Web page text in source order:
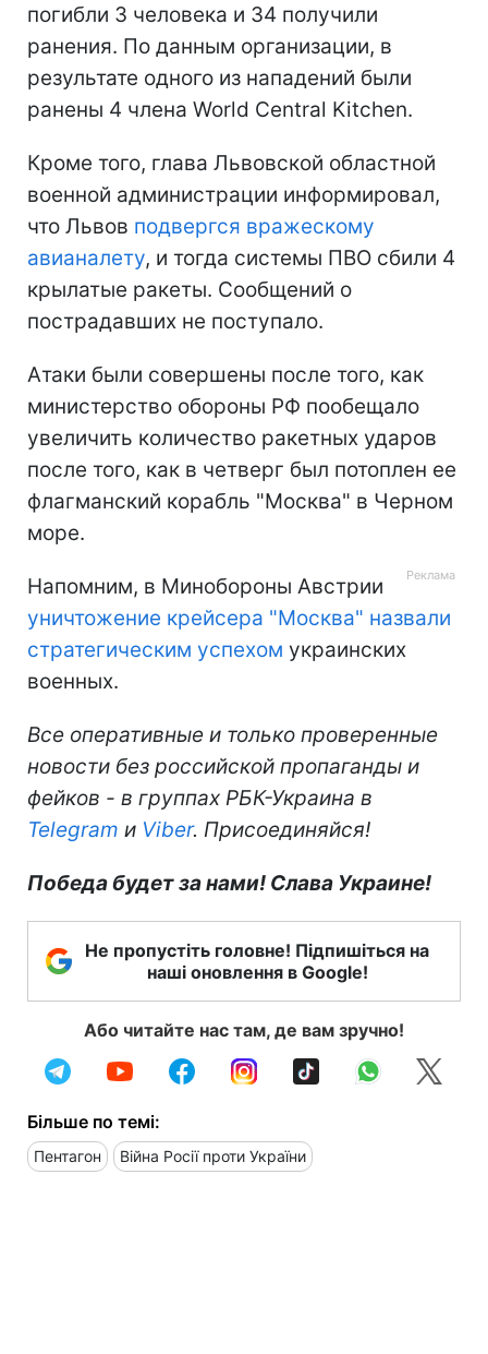
погибли 3 человека и 34 получили
ранения. По данным организации, в
результате одного из нападений были
ранены 4 члена World Central Kitchen.
Кроме того, глава Львовской областной
военной администрации информировал,
что Львов подвергся вражескому
авианалету, и тогда системы ПВО сбили 4
крылатые ракеты. Сообщений о
пострадавших не поступало.
Атаки были совершены после того, как
министерство обороны РФ пообещало
увеличить количество ракетных ударов
после того, как в четверг был потоплен ее
флагманский корабль "Москва" в Черном
море.
Напомним, в Минобороны Австрии
уничтожение крейсера "Москва" назвали
стратегическим успехом украинских
военных.
Все оперативные и только проверенные
новости без российской пропаганды и
фейков - в группах РБК-Украина в
Telegram и Viber. Присоединяйся!
Победа будет за нами! Слава Украине!
Не пропустіть головне! Підпишіться на
наші оновлення в Google!
Або читайте нас там, де вам зручно!
Більше по темі:
Пентагон Війна Росії проти України